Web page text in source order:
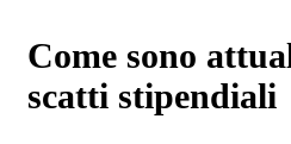
Come sono
scatti stipendiali